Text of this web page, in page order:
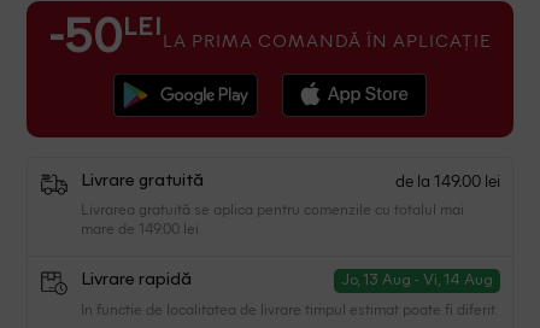
-50 LEI LA PRIMA COMANDĂ ÎN APLICAȚIE
Livrare gratuită de la 149.00 lei
Livrarea gratuită se aplica pentru comenzile cu totalul mai
mare de 149.00 lei
Livrare rapidă Jo, 13 Aug - Vi, 14 Aug
In functie de localitatea de livrare timpul estimat poate fi diferit.